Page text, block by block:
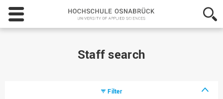
Hochschule
Osnabrück
-
Staff search
Filter